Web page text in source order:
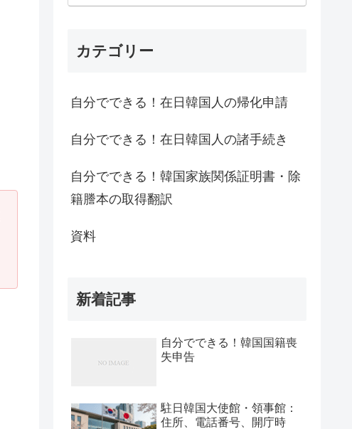
カテゴリー
自分でできる！在日韓国人の帰化申請
自分でできる！在日韓国人の諸手続き
自分でできる！韓国家族関係証明書・除
籍謄本の取得翻訳
資料
新着記事
自分でできる！韓国国籍喪
失申告
駐日韓国大使館・領事館：
住所、電話番号、開庁時